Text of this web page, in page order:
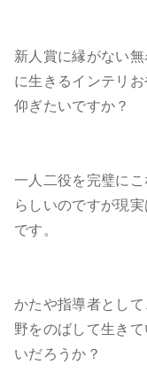
新人賞に縁がない
に生きるインテリ
仰ぎたいですか？
一人二役を完璧に
らしいのですが現
です。
かたや指導者とし
野をのばして生き
いだろうか？